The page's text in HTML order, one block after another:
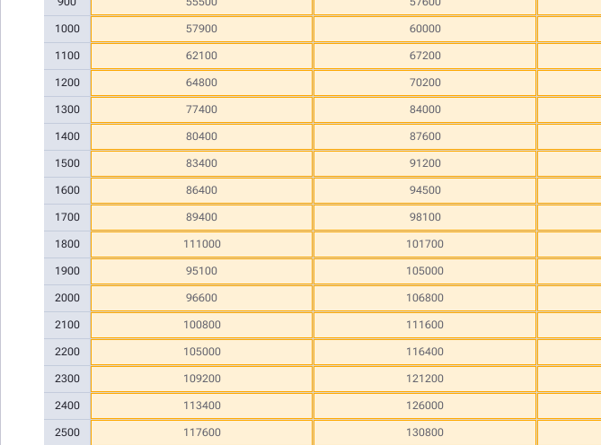
1000
1100
1200
1300
1400
1500
1600
1700
1800
1900
2000
2100
2200
2300
2400
2500
57900 60000
62100 67200
64800 70200
77400 84000
80400 87600
83400 91200
86400 94500
89400 98100
111000 101700
95100 105000
96600 106800
100800 111600
105000 116400
109200 121200
113400 126000
117600 130800